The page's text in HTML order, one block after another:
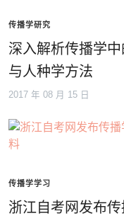
传播学研究
深入解析传播学
与人种学方法
2017 年 08 月 15 日
传播学学习
浙江自考网发布